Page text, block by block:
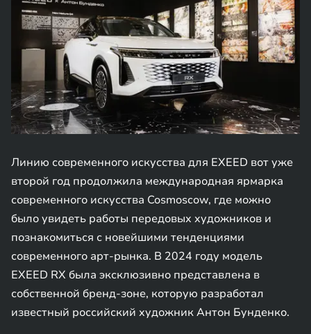
Линию современного искусства для EXEED вот уже
второй год продолжила международная ярмарка
современного искусства Cosmoscow, где можно
было увидеть работы передовых художников и
познакомиться с новейшими тенденциями
современного арт-рынка. В 2024 году модель
EXEED RX была эксклюзивно представлена в
собственной бренд-зоне, которую разработал
известный российский художник Антон Бунденко.